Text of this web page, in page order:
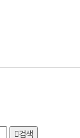
검색